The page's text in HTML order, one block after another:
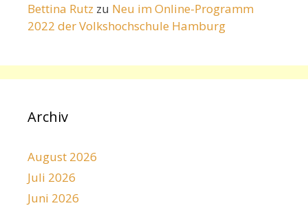
Bettina Rutz zu Neu im Online-Programm
2022 der Volkshochschule Hamburg
Archiv
August 2026
Juli 2026
Juni 2026